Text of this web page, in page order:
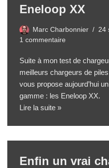
Eneloop XX
Marc Charbonnier
24
1 commentaire
Suite à mon test de
meilleurs chargeurs de
vous propose aujourd’hui
gamme : les Eneloop XX.
Lire la suite »
Enfin un vrai